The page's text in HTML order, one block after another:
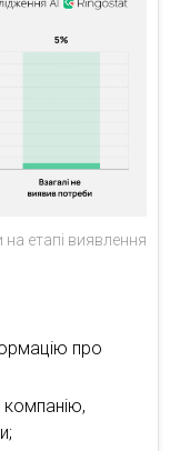
етапі виявлення
про
компанію,